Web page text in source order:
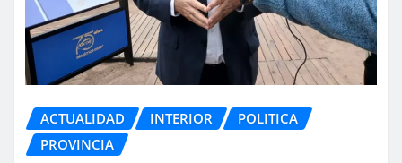
ACTUALIDAD INTERIOR
POLITICA
PROVINCIA